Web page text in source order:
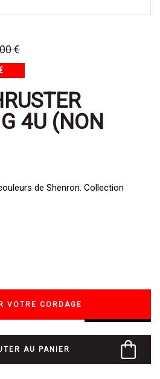
€
4U (NON
de Shenron. Collection
VOTRE CORDAGE
AU PANIER